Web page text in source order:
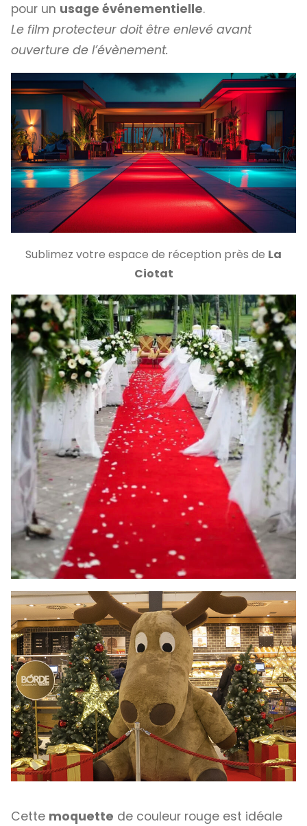
pour un usage événementielle.
Le film protecteur doit être enlevé avant
ouverture de l’évènement.
Sublimez votre espace de réception près de La
Ciotat
Cette moquette de couleur rouge est idéale